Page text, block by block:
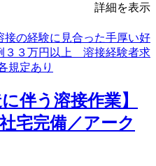
詳細を表示
伴う溶接作業】
宅完備／アーク